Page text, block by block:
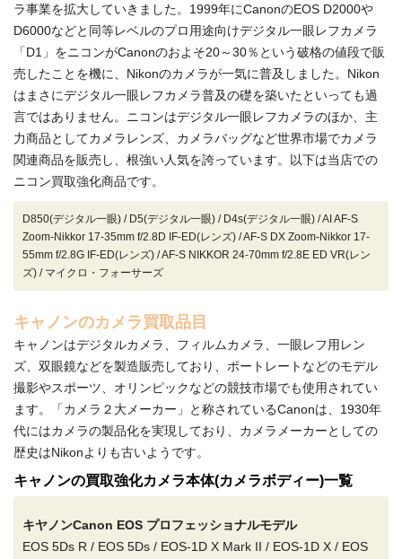
ラ事業を拡大していきました。1999年にCanonのEOS D2000や
D6000などと同等レベルのプロ用途向けデジタル一眼レフカメラ
「D1」をニコンがCanonのおよそ20～30％という破格の値段で販
売したことを機に、Nikonのカメラが一気に普及しました。Nikon
はまさにデジタル一眼レフカメラ普及の礎を築いたといっても過
言ではありません。ニコンはデジタル一眼レフカメラのほか、主
力商品としてカメラレンズ、カメラバッグなど世界市場でカメラ
関連商品を販売し、根強い人気を誇っています。以下は当店での
ニコン買取強化商品です。
D850(デジタル一眼) / D5(デジタル一眼) / D4s(デジタル一眼) / AI AF-S
Zoom-Nikkor 17-35mm f/2.8D IF-ED(レンズ) / AF-S DX Zoom-Nikkor 17-
55mm f/2.8G IF-ED(レンズ) / AF-S NIKKOR 24-70mm f/2.8E ED VR(レン
ズ) / マイクロ・フォーサーズ
キャノンのカメラ買取品目
キャノンはデジタルカメラ、フィルムカメラ、一眼レフ用レン
ズ、双眼鏡などを製造販売しており、ポートレートなどのモデル
撮影やスポーツ、オリンピックなどの競技市場でも使用されてい
ます。「カメラ２大メーカー」と称されているCanonは、1930年
代にはカメラの製品化を実現しており、カメラメーカーとしての
歴史はNikonよりも古いようです。
キャノンの買取強化カメラ本体(カメラボディー)一覧
キヤノンCanon EOS プロフェッショナルモデル
EOS 5Ds R / EOS 5Ds / EOS-1D X Mark II / EOS-1D X / EOS